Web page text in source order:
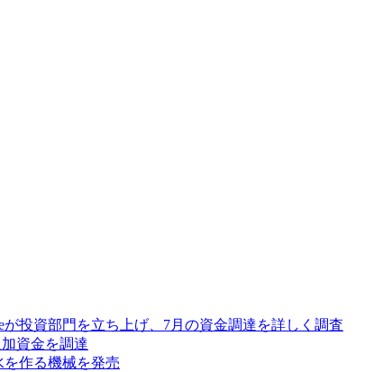
投資部門を立ち上げ、7月の資金調達を詳しく調査
加資金を調達
作る機械を発売